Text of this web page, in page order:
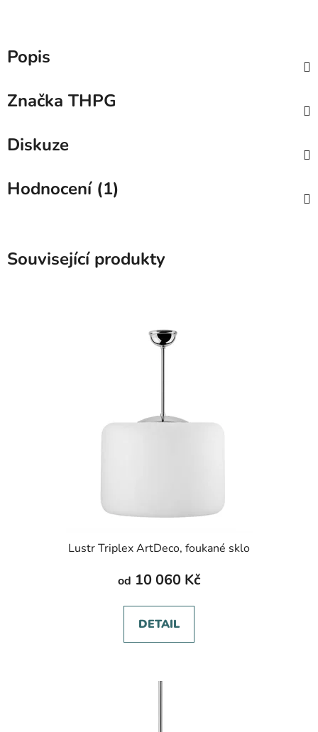
Popis
Značka THPG
Diskuze
Hodnocení (1)
Související produkty
Lustr Triplex ArtDeco, foukané sklo
od 10 060 Kč
DETAIL